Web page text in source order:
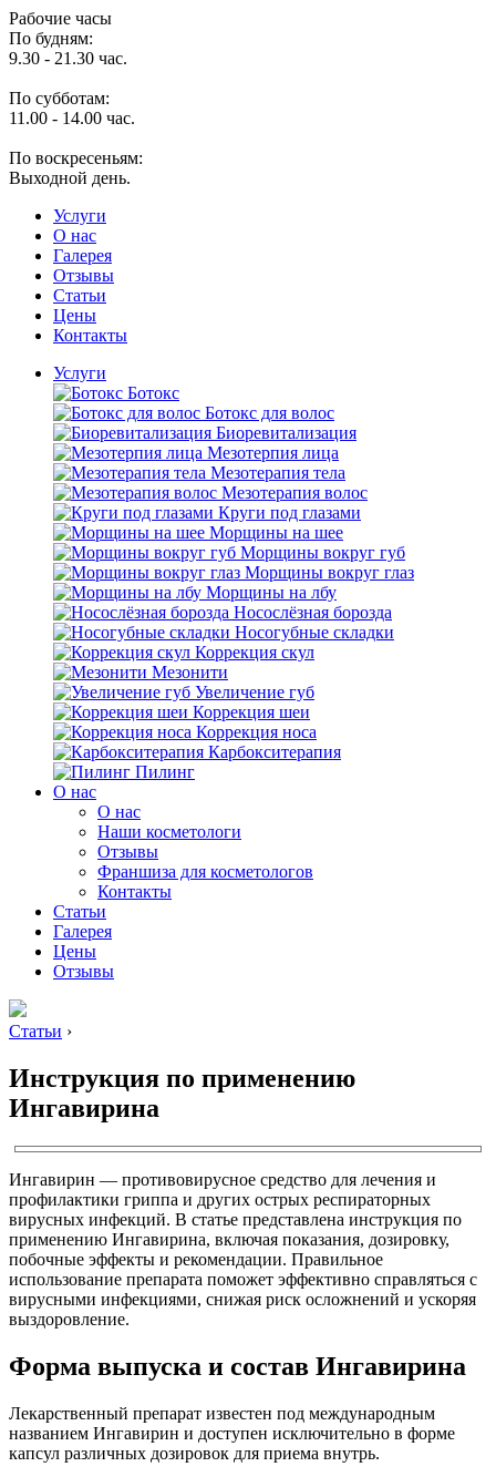
Рабочие часы
По будням:
9.30 - 21.30 час.
По субботам:
11.00 - 14.00 час.
По воскресеньям:
Выходной день.
Услуги
O нас
Галерея
Отзывы
Статьи
Цены
Контакты
Услуги
Ботокс
Ботокс для волос
Биоревитализация
Мезотерпия лица
Мезотерапия тела
Мезотерапия волос
Круги под глазами
Морщины на шее
Морщины вокруг губ
Морщины вокруг глаз
Морщины на лбу
Носослёзная борозда
Носогубные складки
Коррекция скул
Мезонити
Увеличение губ
Коррекция шеи
Коррекция носа
Карбокситерапия
Пилинг
O нас
O нас
Наши косметологи
Отзывы
Франшиза для косметологов
Контакты
Статьи
Галерея
Цены
Отзывы
Статьи ›
Инструкция по применению
Ингавирина
Ингавирин — противовирусное средство для лечения и
профилактики гриппа и других острых респираторных
вирусных инфекций. В статье представлена инструкция по
применению Ингавирина, включая показания, дозировку,
побочные эффекты и рекомендации. Правильное
использование препарата поможет эффективно справляться с
вирусными инфекциями, снижая риск осложнений и ускоряя
выздоровление.
Форма выпуска и состав Ингавирина
Лекарственный препарат известен под международным
названием Ингавирин и доступен исключительно в форме
капсул различных дозировок для приема внутрь.